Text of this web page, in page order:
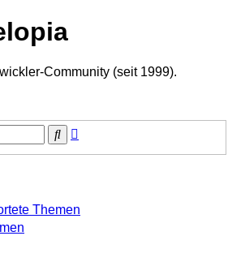
Community (seit 1999).
Suche
Themen